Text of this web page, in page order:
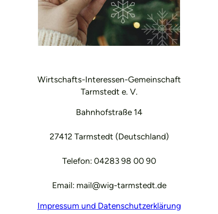
Wirtschafts-Interessen-Gemeinschaft
Tarmstedt e. V.
Bahnhofstraße 14
27412 Tarmstedt (Deutschland)
Telefon: 04283 98 00 90
Email: mail@wig-tarmstedt.de
Impressum und Datenschutzerklärung